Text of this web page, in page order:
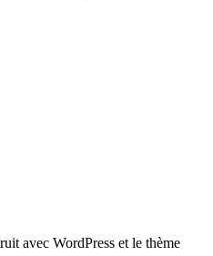
avec WordPress et le thème